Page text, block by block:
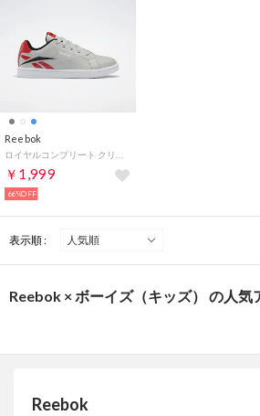
Reebok
ロイヤルコンプリート クリーン 2.0 / ROYAL COMPLETE CLN 2.0 （ピュアグレー）
￥1,999
66%OFF
表示順 :
Reebok × ボーイズ（キッズ） の人気
Reebok